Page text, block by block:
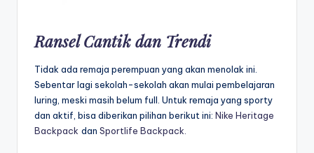
Ransel Cantik dan Trendi
Tidak ada remaja perempuan yang akan menolak ini.
Sebentar lagi sekolah-sekolah akan mulai pembelajaran
luring, meski masih belum full. Untuk remaja yang sporty
dan aktif, bisa diberikan pilihan berikut ini: Nike Heritage
Backpack dan Sportlife Backpack.